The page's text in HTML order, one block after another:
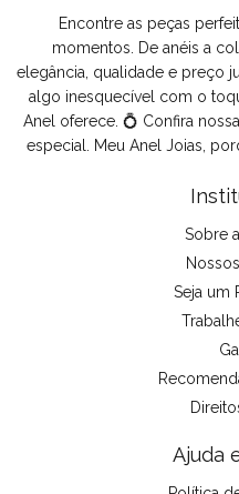
Encontre as peças
momentos. De anéis a
elegância, qualidade e preço
algo inesquecível com o
Anel oferece. 💍 Confira
especial. Meu Anel Joias,
Sobre
Seja um
Ajuda